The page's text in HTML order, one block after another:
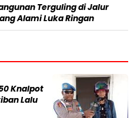
Terguling di Jalur
Alami Luka Ringan
Knalpot
Lalu